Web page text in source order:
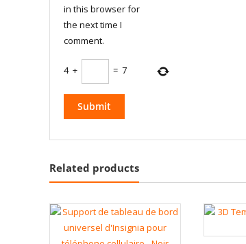
in this browser for
the next time I
comment.
4 + = 7
Related products